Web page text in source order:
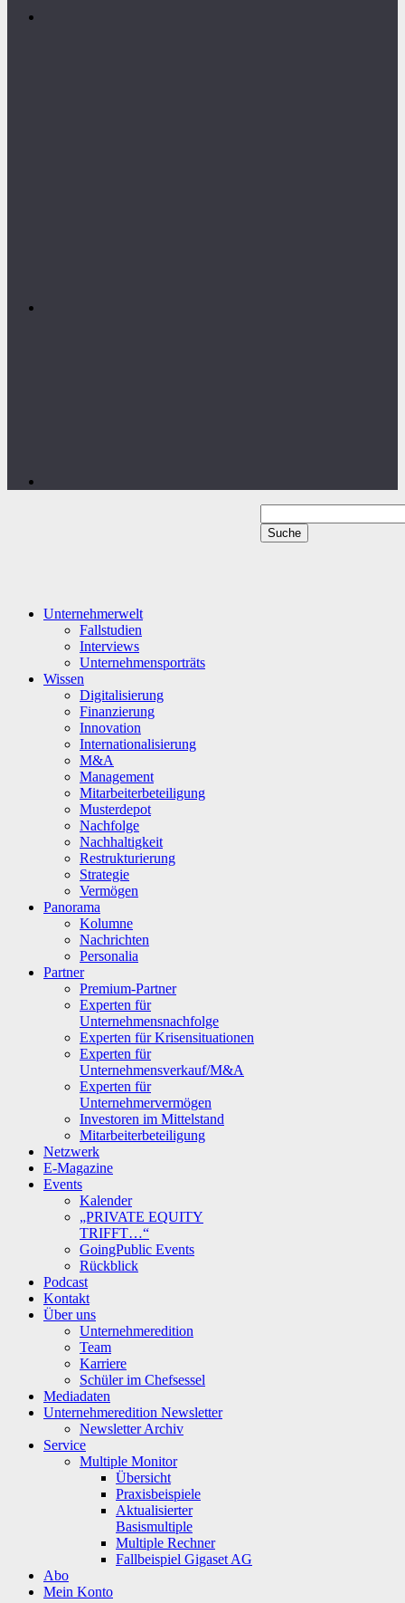
Unternehmerwelt
Fallstudien
Interviews
Unternehmensporträts
Wissen
Digitalisierung
Finanzierung
Innovation
Internationalisierung
M&A
Management
Mitarbeiterbeteiligung
Musterdepot
Nachfolge
Nachhaltigkeit
Restrukturierung
Strategie
Vermögen
Panorama
Kolumne
Nachrichten
Personalia
Partner
Premium-Partner
Experten für
Unternehmensnachfolge
Experten für Krisensituationen
Experten für
Unternehmensverkauf/M&A
Experten für
Unternehmervermögen
Investoren im Mittelstand
Mitarbeiterbeteiligung
Netzwerk
E-Magazine
Events
Kalender
„PRIVATE EQUITY
TRIFFT…“
GoingPublic Events
Rückblick
Podcast
Kontakt
Über uns
Unternehmeredition
Team
Karriere
Schüler im Chefsessel
Mediadaten
Unternehmeredition Newsletter
Newsletter Archiv
Service
Multiple Monitor
Übersicht
Praxisbeispiele
Aktualisierter
Basismultiple
Multiple Rechner
Fallbeispiel Gigaset AG
Abo
Mein Konto